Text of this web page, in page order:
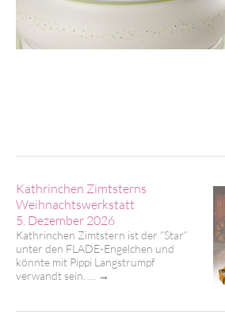
Kathrinchen Zimtsterns
Weihnachtswerkstatt
5. Dezember 2026
Kathrinchen Zimtstern ist der “Star”
unter den FLADE-Engelchen und
könnte mit Pippi Langstrumpf
verwandt sein. …
→